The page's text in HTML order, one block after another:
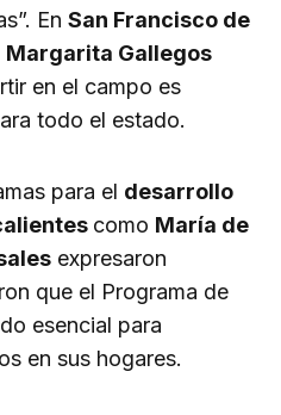
En San Francisco de
Margarita Gallegos
en el campo es
todo el estado.
para el desarrollo
como María de
expresaron
que el Programa de
esencial para
en sus hogares.